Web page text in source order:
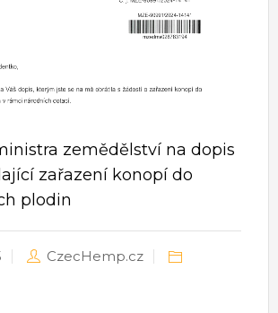
zemědělství na dopis
zařazení konopí do
plodin
CzecHemp.cz